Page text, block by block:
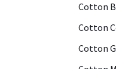
Cotton
Cotton
Cotton